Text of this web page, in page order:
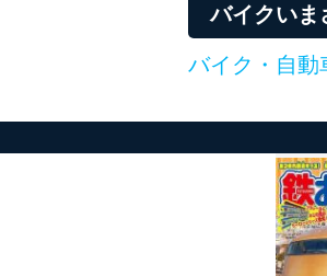
バイクいま
バイク・自動